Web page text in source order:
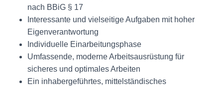
nach BBiG § 17
Interessante und vielseitige Aufgaben mit hoher
Eigenverantwortung
Individuelle Einarbeitungsphase
Umfassende, moderne Arbeitsausrüstung für
sicheres und optimales Arbeiten
Ein inhabergeführtes, mittelständisches